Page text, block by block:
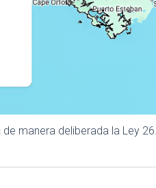
de manera deliberada la Ley